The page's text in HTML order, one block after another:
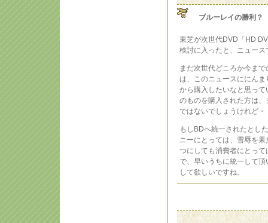
ブルーレイの勝利？
東芝が次世代DVD「HD
検討に入ったと、ニュース
まだ次世代どころか今ま
は、このニュースににん
から購入したいなと思っ
のものを購入された方は
ではないでしょうけれど・
もしBDへ統一されたとし
ニーにとっては、雪辱を
つにしても消費者にとっ
で、早いうちに統一して
して欲しいですね。